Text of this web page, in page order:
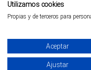
Utilizamos cookies
Propias y de terceros para
Aceptar
Ajustar